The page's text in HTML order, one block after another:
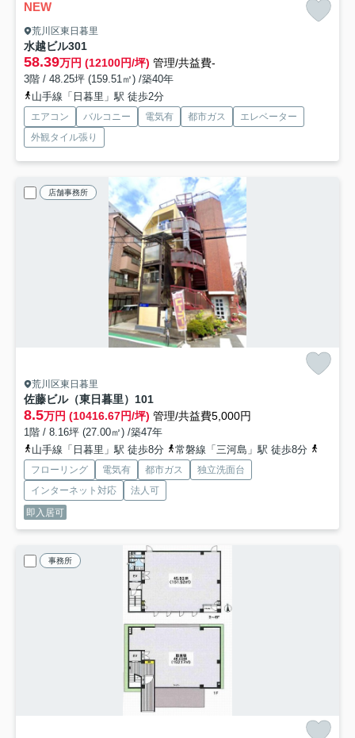
NEW
荒川区東日暮里
水越ビル301
58.39万円 (12100円/坪) 管理/共益費-
3階 / 48.25坪 (159.51㎡) /築40年
山手線「日暮里」駅 徒歩2分
エアコン バルコニー 電気有 都市ガス
エレベーター
外観タイル張り
店舗事務所
荒川区東日暮里
佐藤ビル（東日暮里） 101
8.5万円 (10416.67円/坪) 管理/共益費5,000円
1階 / 8.16坪 (27.00㎡) /築47年
山手線「日暮里」駅 徒歩8分
常磐線「三河島」駅 徒歩8分
フローリング 電気有 都市ガス
独立洗面台
インターネット対応
法人可
即入居可
事務所